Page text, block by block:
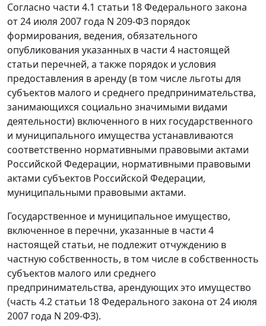
Согласно части 4.1 статьи 18Федерального закона
от 24 июля 2007 года N 209-ФЗ порядок
формирования, ведения, обязательного
опубликования указанных в части 4 настоящей
статьи перечней, а также порядок и условия
предоставления в аренду (в том числе льготы для
субъектов малого и среднего предпринимательства,
занимающихся социально значимыми видами
деятельности) включенного в них государственного
и муниципального имущества устанавливаются
соответственно нормативными правовыми актами
Российской Федерации, нормативными правовыми
актами субъектов Российской Федерации,
муниципальными правовыми актами.
Государственное и муниципальное имущество,
включенное в перечни, указанные в части 4
настоящей статьи, не подлежит отчуждению в
частную собственность, в том числе в собственность
субъектов малого или среднего
предпринимательства, арендующих это имущество
(часть 4.2 статьи 18Федерального закона от 24 июля
2007 года N 209-ФЗ).